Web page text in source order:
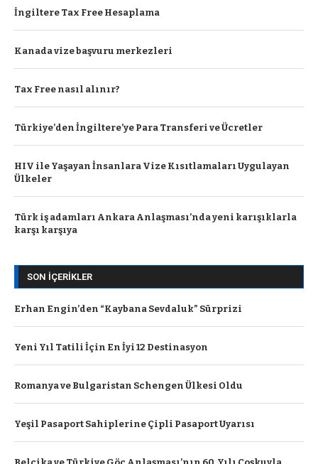
İngiltere Tax Free Hesaplama
Kanada vize başvuru merkezleri
Tax Free nasıl alınır?
Türkiye’den İngiltere’ye Para Transferi ve Ücretler
HIV ile Yaşayan İnsanlara Vize Kısıtlamaları Uygulayan
Ülkeler
Türk iş adamları Ankara Anlaşması’nda yeni karışıklarla
karşı karşıya
SON İÇERIKLER
Erhan Engin’den “Kaybana Sevdaluk” Sürprizi
Yeni Yıl Tatili İçin En İyi 12 Destinasyon
Romanya ve Bulgaristan Schengen Ülkesi Oldu
Yeşil Pasaport Sahiplerine Çipli Pasaport Uyarısı